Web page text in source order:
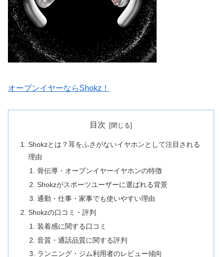
オープンイヤーならShokz！
目次
Shokzとは？耳をふさがないイヤホンとして注目される
理由
骨伝導・オープンイヤーイヤホンの特徴
Shokzがスポーツユーザーに選ばれる背景
通勤・仕事・家事でも使いやすい理由
Shokzの口コミ・評判
装着感に関する口コミ
音質・通話品質に関する評判
ランニング・ジム利用者のレビュー傾向